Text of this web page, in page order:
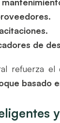
de
refuerza
basado